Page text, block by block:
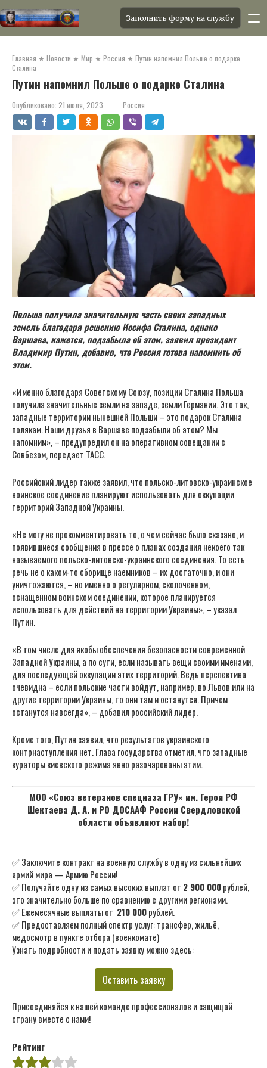
контенту
Заполнить форму на службу
Главная ★ Новости ★ Мир ★ Россия ★ Путин напомнил Польше о подарке
Сталина
Путин напомнил Польше о подарке Сталина
Опубликовано: 21 июля, 2023 Россия
Польша получила значительную часть своих западных
земель благодаря решению Иосифа Сталина, однако
Варшава, кажется, подзабыла об этом, заявил президент
Владимир Путин, добавив, что Россия готова напомнить об
этом.
«Именно благодаря Советскому Союзу, позиции Сталина Польша
получила значительные земли на западе, земли Германии. Это так,
западные территории нынешней Польши – это подарок Сталина
полякам. Наши друзья в Варшаве подзабыли об этом? Мы
напомним», – предупредил он на оперативном совещании с
Совбезом, передает ТАСС.
Российский лидер также заявил, что польско-литовско-украинское
воинское соединение планируют использовать для оккупации
территорий Западной Украины.
«Не могу не прокомментировать то, о чем сейчас было сказано, и
появившиеся сообщения в прессе о планах создания некоего так
называемого польско-литовско-украинского соединения. То есть
речь не о каком-то сборище наемников – их достаточно, и они
уничтожаются, – но именно о регулярном, сколоченном,
оснащенном воинском соединении, которое планируется
использовать для действий на территории Украины», – указал
Путин.
«В том числе для якобы обеспечения безопасности современной
Западной Украины, а по сути, если называть вещи своими именами,
для последующей оккупации этих территорий. Ведь перспектива
очевидна – если польские части войдут, например, во Львов или на
другие территории Украины, то они там и останутся. Причем
останутся навсегда», – добавил российский лидер.
Кроме того, Путин заявил, что результатов украинского
контрнаступления нет. Глава государства отметил, что западные
кураторы киевского режима явно разочарованы этим.
МОО «Союз ветеранов спецназа ГРУ» им. Героя РФ
Шектаева Д. А. и РО ДОСААФ России Свердловской
области объявляют набор!
✅ Заключите контракт на военную службу в одну из сильнейших
армий мира — Армию России!
✅ Получайте одну из самых высоких выплат от 2 900 000рублей,
это значительно больше по сравнению с другими регионами.
✅ Ежемесячные выплаты от 210 000рублей.
✅ Предоставляем полный спектр услуг: трансфер, жильё,
медосмотр в пункте отбора (военкомате)
Узнать подробности и подать заявку можно здесь:
Оставить заявку
Присоединяйся к нашей команде профессионалов и защищай
страну вместе с нами!
Рейтинг